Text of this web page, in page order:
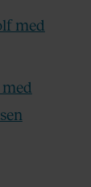
med